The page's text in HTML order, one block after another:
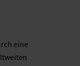
eine